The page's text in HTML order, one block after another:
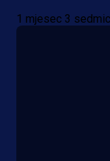
1 mjesec 3